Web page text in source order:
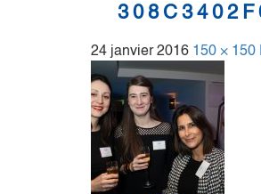
24 janvier 2016 150 × 150